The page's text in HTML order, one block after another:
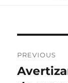
în
PREVIOUS
Previous